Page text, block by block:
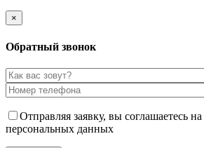
×
Обратный звонок
Отправляя заявку, вы соглашаетесь
персональных данных